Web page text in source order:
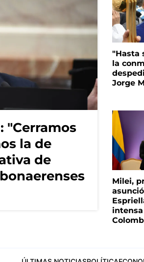
"Cerramos
la de
de
"Hasta
la
Jorge
Milei,